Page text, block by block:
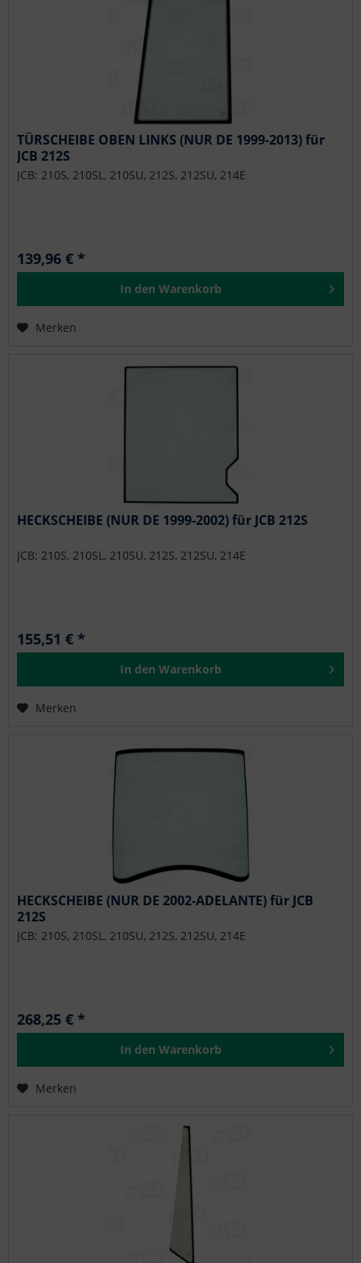
TÜRSCHEIBE OBEN LINKS (NUR DE 1999-2013) für
JCB 212S
JCB: 210S, 210SL, 210SU, 212S, 212SU, 214E
139,96 € *
In den Warenkorb
Merken
HECKSCHEIBE (NUR DE 1999-2002) für JCB 212S
JCB: 210S, 210SL, 210SU, 212S, 212SU, 214E
155,51 € *
In den Warenkorb
Merken
HECKSCHEIBE (NUR DE 2002-ADELANTE) für JCB
212S
JCB: 210S, 210SL, 210SU, 212S, 212SU, 214E
268,25 € *
In den Warenkorb
Merken